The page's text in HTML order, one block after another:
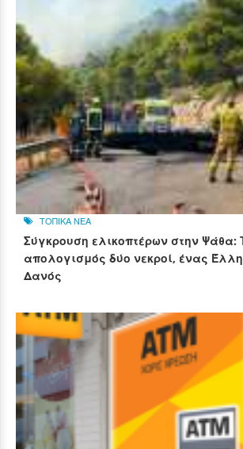
ΤΟΠΙΚΑ ΝΕΑ
Σύγκρουση ελικοπτέρων στην Ψάθα:
απολογισμός δύο νεκροί, ένας
Δανός